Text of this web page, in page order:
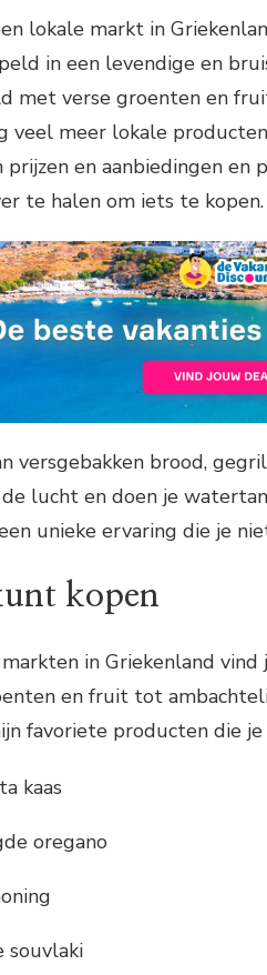
lokale markt in
in een levendige en
met verse groenten en
veel meer lokale
en aanbiedingen en
te halen om iets te kopen.
versgebakken brood,
lucht en doen je
unieke ervaring die je
kopen
in Griekenland vind
en fruit tot
favoriete producten die
kaas
oregano
souvlaki